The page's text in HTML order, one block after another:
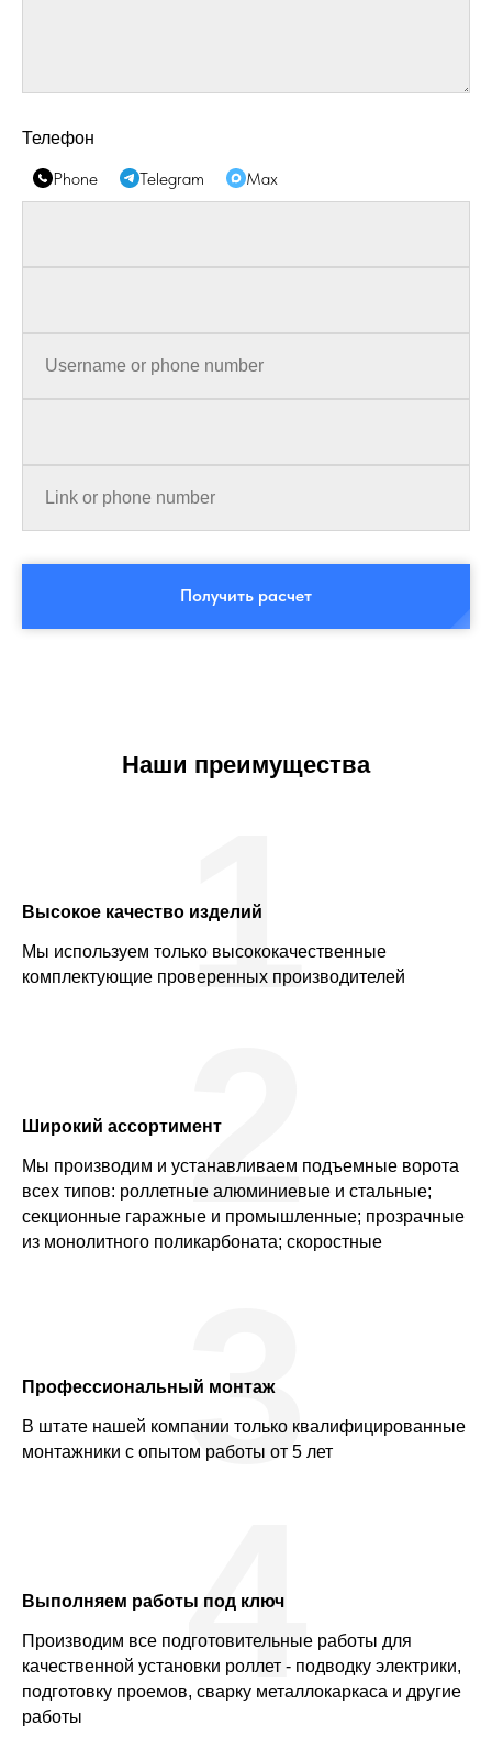
Телефон
Phone Telegram Max
Получить расчет
Наши преимущества
Высокое качество изделий
Мы используем только высококачественные
комплектующие проверенных производителей
1
Широкий ассортимент
Мы производим и устанавливаем подъемные ворота
всех типов: роллетные алюминиевые и стальные;
секционные гаражные и промышленные; прозрачные
из монолитного поликарбоната; скоростные
2
Профессиональный монтаж
В штате нашей компании только квалифицированные
монтажники с опытом работы от 5 лет
3
Выполняем работы под ключ
Производим все подготовительные работы для
качественной установки роллет - подводку электрики,
подготовку проемов, сварку металлокаркаса и другие
работы
4